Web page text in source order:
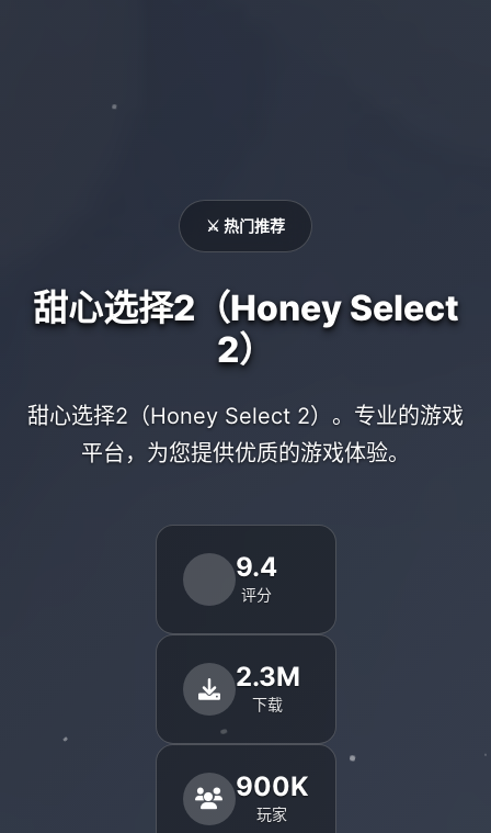
⚔️ 热门推荐
甜心选择2（Honey Select
2）
甜心选择2（Honey Select 2）。专业的游戏
平台，为您提供优质的游戏体验。
9.4
评分
2.3M
下载
900K
玩家